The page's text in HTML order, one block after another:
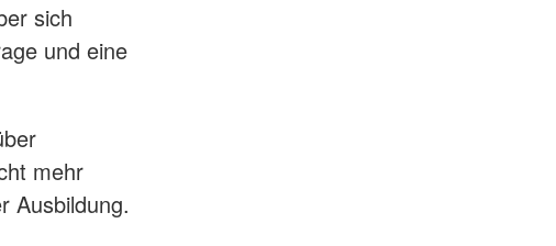
sich
und eine
mehr
Ausbildung.